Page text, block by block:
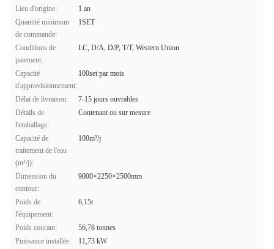
Lieu d'origine:
1 an
Quantité minimum
de commande:
1SET
Conditions de
paiement:
LC, D/A, D/P, T/T, Western Union
Capacité
d'approvisionnement:
100set par mois
Délai de livraison:
7-15 jours ouvrables
Détails de
l'emballage:
Contenant ou sur mesure
Capacité de
traitement de l'eau
(m³/j):
100m³/j
Dimension du
contour:
9000×2250×2500mm
Poids de
l'équipement:
6,15t
Poids courant:
56,78 tonnes
Puissance installée:
11,73 kW